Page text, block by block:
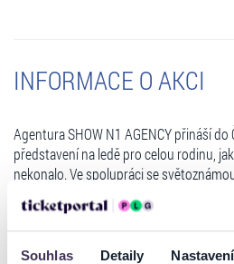
Souhlas Detaily
INFORMACE O AKCI
Agentura SHOW N1 AGENCY přináší
představení na ledě pro celou rodinu,
nekonalo. Ve spolupráci se
která vytvořila projekty jako Stars on
dalších, a divadlem Wiener Stadt
kombinaci lední show a baletu
možnost vidět diváci jen v 6 zemích